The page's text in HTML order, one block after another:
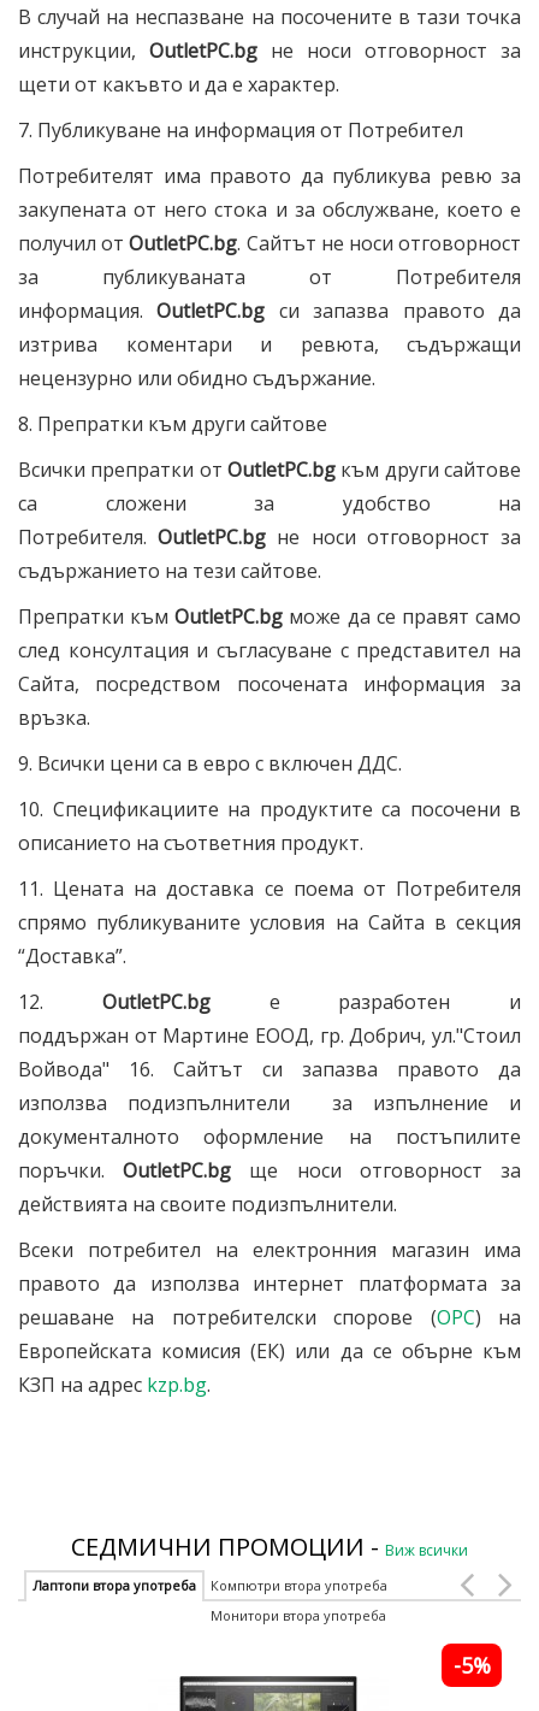
В случай на неспазване на посочените в тази точка
инструкции, OutletPC.bg не носи отговорност за
щети от какъвто и да е характер.
7. Публикуване на информация от Потребител
Потребителят има правото да публикува ревю за
закупената от него стока и за обслужване, което е
получил отOutletPC.bg. Сайтът не носи отговорност
за публикуваната от Потребителя
информация.OutletPC.bg си запазва правото да
изтрива коментари и ревюта, съдържащи
нецензурно или обидно съдържание.
8. Препратки към други сайтове
Всички препратки от OutletPC.bg към други сайтове
са сложени за удобство на
Потребителя.OutletPC.bg не носи отговорност за
съдържанието на тези сайтове.
Препратки къмOutletPC.bg може да се правят само
след консултация и съгласуване с представител на
Сайта, посредством посочената информация за
връзка.
9. Всички цени са в евро с включен ДДС.
10. Спецификациите на продуктите са посочени в
описанието на съответния продукт.
11. Цената на доставка се поема от Потребителя
спрямо публикуваните условия на Сайта в секция
“Доставка”.
12. OutletPC.bgе разработен и
поддържан от Мартине ЕООД, гр. Добрич, ул."Стоил
Войвода" 16. Сайтът си запазва правото да
използва подизпълнители за изпълнение и
документалното оформление на постъпилите
поръчки.OutletPC.bg ще носи отговорност за
действията на своите подизпълнители.
Всеки потребител на електронния магазин има
правото да използва интернет платформата за
решаване на потребителски спорове (ОРС) на
Европейската комисия (ЕК) или да се обърне към
КЗП на адрес kzp.bg.
СЕДМИЧНИ ПРОМОЦИИ - Виж всички
Лаптопи втора употреба
Компютри втора употреба
Монитори втора употреба
-5%